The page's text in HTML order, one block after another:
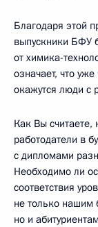
Благодаря этой
выпускники БФУ
от химика-
означает, что
окажутся люди с
Как Вы считаете,
работодатели в
с дипломами
Необходимо ли
соответствия
не только нашим
но и